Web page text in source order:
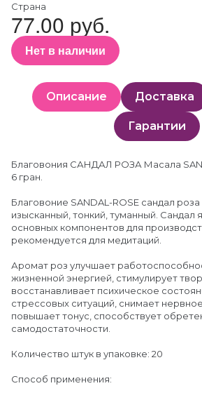
Страна
77.00 руб.
Нет в наличии
Описание Доставка
Гарантии
Благовония САНДАЛ РОЗА Масала
6 гран.
Благовоние SANDAL-ROSE сандал
изысканный, тонкий, туманный. Сандал
основных компонентов для
рекомендуется для медитаций.
Аромат роз улучшает
жизненной энергией, стимулирует
восстанавливает психическое
стрессовых ситуаций, снимает
повышает тонус, способствует
самодостаточности.
Количество штук в упаковке: 20
Способ применения: